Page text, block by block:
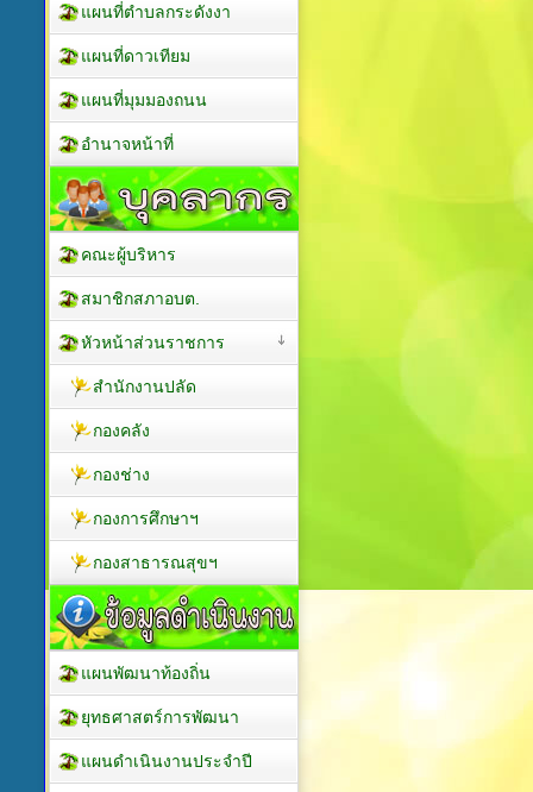
แผนที่ตำบลกระดังงา
แผนที่ดาวเทียม
แผนที่มุมมองถนน
อำนาจหน้าที่
คณะผู้บริหาร
สมาชิกสภาอบต.
หัวหน้าส่วนราชการ
สำนักงานปลัด
กองคลัง
กองช่าง
กองการศึกษาฯ
กองสาธารณสุขฯ
แผนพัฒนาท้องถิ่น
ยุทธศาสตร์การพัฒนา
แผนดำเนินงานประจำปี